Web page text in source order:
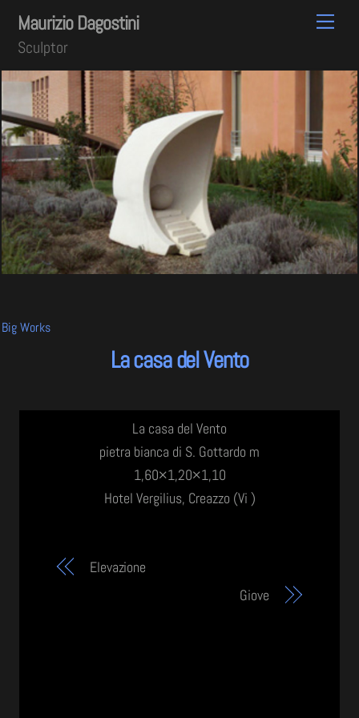
Skip
content
Maurizio Dagostini
Sculptor
Big Works
La casa del Vento
La casa del Vento
pietra bianca di S. Gottardo m
1,60×1,20×1,10
Hotel Vergilius, Creazzo (Vi )
Elevazione
Giove